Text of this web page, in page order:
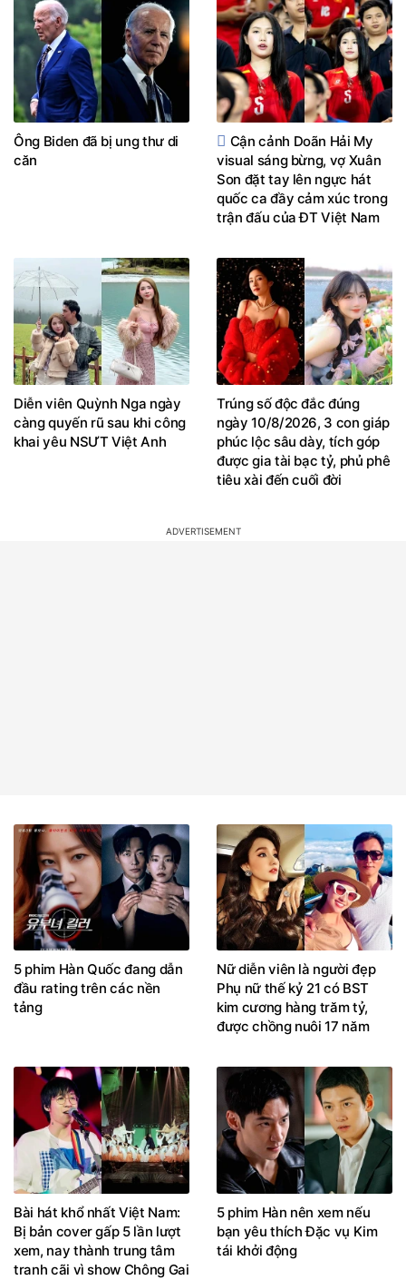
Ông Biden đã bị ung thư di
căn
Cận cảnh Doãn Hải My
visual sáng bừng, vợ Xuân
Son đặt tay lên ngực hát
quốc ca đầy cảm xúc trong
trận đấu của ĐT Việt Nam
Diễn viên Quỳnh Nga ngày
càng quyến rũ sau khi công
khai yêu NSƯT Việt Anh
Trúng số độc đắc đúng
ngày 10/8/2026, 3 con giáp
phúc lộc sâu dày, tích góp
được gia tài bạc tỷ, phủ phê
tiêu xài đến cuối đời
5 phim Hàn Quốc đang dẫn
đầu rating trên các nền
tảng
Nữ diễn viên là người đẹp
Phụ nữ thế kỷ 21 có BST
kim cương hàng trăm tỷ,
được chồng nuôi 17 năm
Bài hát khổ nhất Việt Nam:
Bị bản cover gấp 5 lần lượt
xem, nay thành trung tâm
tranh cãi vì show Chông Gai
5 phim Hàn nên xem nếu
bạn yêu thích Đặc vụ Kim
tái khởi động